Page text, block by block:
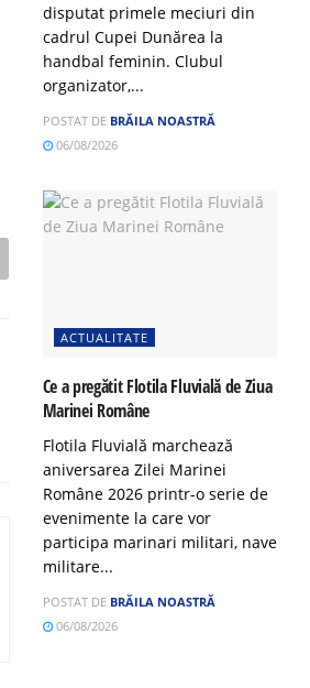
disputat primele meciuri din
cadrul Cupei Dunărea la
handbal feminin. Clubul
organizator,...
POSTAT DE BRĂILA NOASTRĂ
06/08/2026
ACTUALITATE
Ce a pregătit Flotila Fluvială de Ziua
Marinei Române
Flotila Fluvială marchează
aniversarea Zilei Marinei
Române 2026 printr-o serie de
evenimente la care vor
participa marinari militari, nave
militare...
POSTAT DE BRĂILA NOASTRĂ
06/08/2026